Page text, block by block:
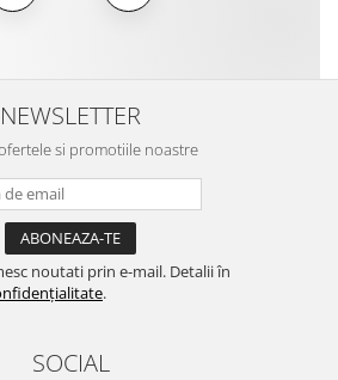
NEWSLETTER
si promotiile noastre
noutati prin e-mail. Detalii în
.
SOCIAL